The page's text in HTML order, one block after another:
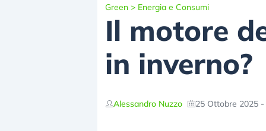
Green > Energia e Consumi
Il motore
in inverno?
Alessandro Nuzzo 25 Ottobre 2025 -